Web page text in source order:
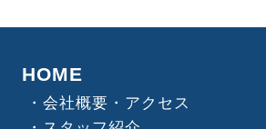
HOME
会社概要・アクセス